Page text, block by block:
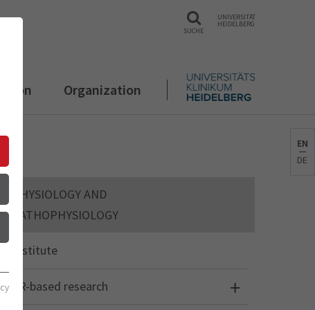
SUCHE
UNIVERSITÄT
HEIDELBERG
Organization
PHYSIOLOGY AND
PATHOPHYSIOLOGY
Institute
3R-based research
EN
DE